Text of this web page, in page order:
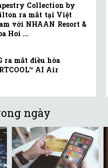
Collection by
ra mắt tại Việt
với NHAAN Resort &
Hoi ...
ra mắt điều hòa
AI Air
ngày